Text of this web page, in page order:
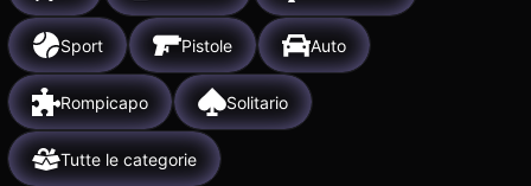
Sport Pistole Auto
Rompicapo Solitario
Tutte le categorie